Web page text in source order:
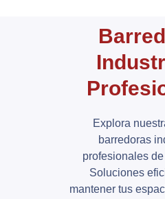
Explora
barredoras
profesionales
Soluciones
mantener tus